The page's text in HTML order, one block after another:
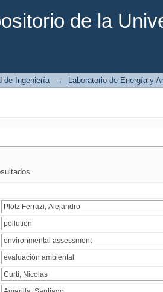
de la
de Ingeniería → Laboratorio de Energía y